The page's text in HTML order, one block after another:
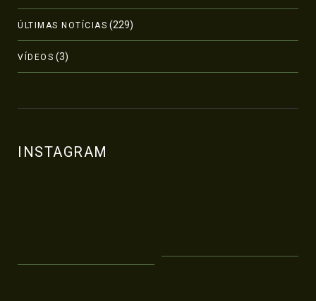
ÚLTIMAS NOTÍCIAS (229)
VÍDEOS (3)
INSTAGRAM